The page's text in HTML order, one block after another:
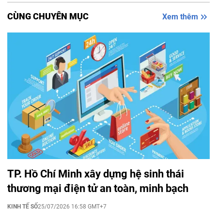
CÙNG CHUYÊN MỤC Xem thêm
TP. Hồ Chí Minh xây dựng hệ sinh thái
thương mại điện tử an toàn, minh bạch
KINH TẾ SỐ25/07/2026 16:58 GMT+7